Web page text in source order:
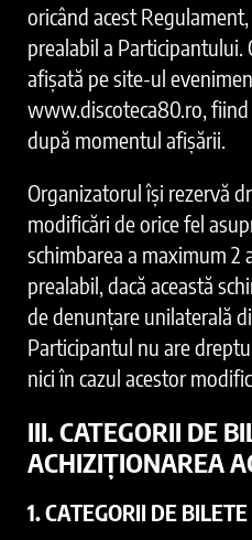
oricând acest
prealabil a Participantului.
afișată pe site-ul
www.discoteca80.ro,
după momentul afișării.
Organizatorul își rezervă
modificări de orice fel
schimbarea a maximum 2
prealabil, dacă această
de denunțare unilaterală
Participantul nu are
nici în cazul acestor
III. CATEGORII DE
ACHIZIȚIONAREA
1. CATEGORII DE BILETE